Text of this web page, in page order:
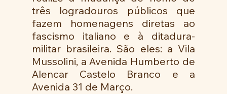
três logradouros públicos que
fazem homenagens diretas ao
fascismo italiano e à ditadura-
militar brasileira. São eles: a Vila
Mussolini, a Avenida Humberto de
Alencar Castelo Branco e a
Avenida 31 de Março.